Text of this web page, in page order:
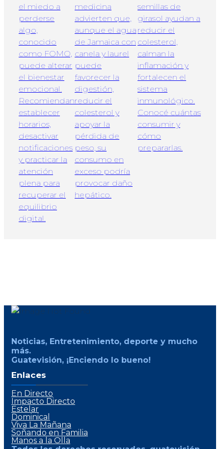
Noticias, Entretenimiento, deporte y mucho
más.
Guatevisión, ¡Enciendo lo bueno!
Enlaces
En Directo
Impacto Directo
Estelar
Dominical
Viva La Mañana
Soñando en Familia
Manos a la Olla